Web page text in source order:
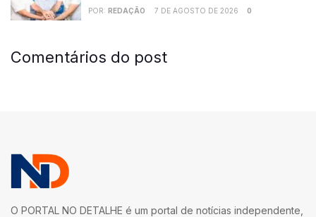
POR: REDAÇÃO 7 DE AGOSTO DE 2026 0
Comentários do post
O PORTAL NO DETALHE é um portal de notícias independente,